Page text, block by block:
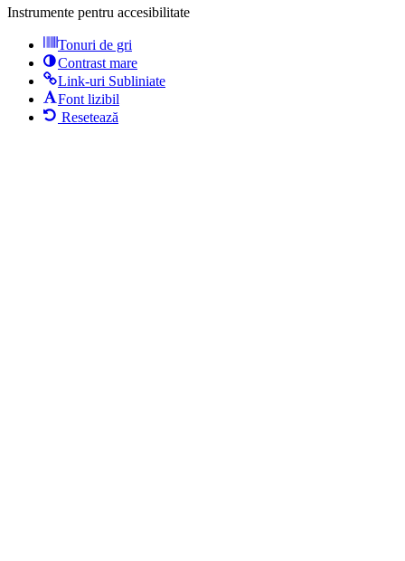
Instrumente pentru accesibilitate
Tonuri de gri
Contrast mare
Link-uri Subliniate
Font lizibil
Resetează